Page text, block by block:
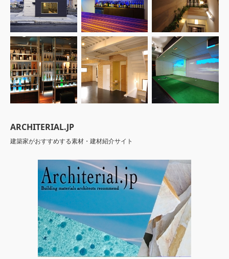
ARCHITERIAL.JP
建築家がおすすめする素材・建材紹介サイト